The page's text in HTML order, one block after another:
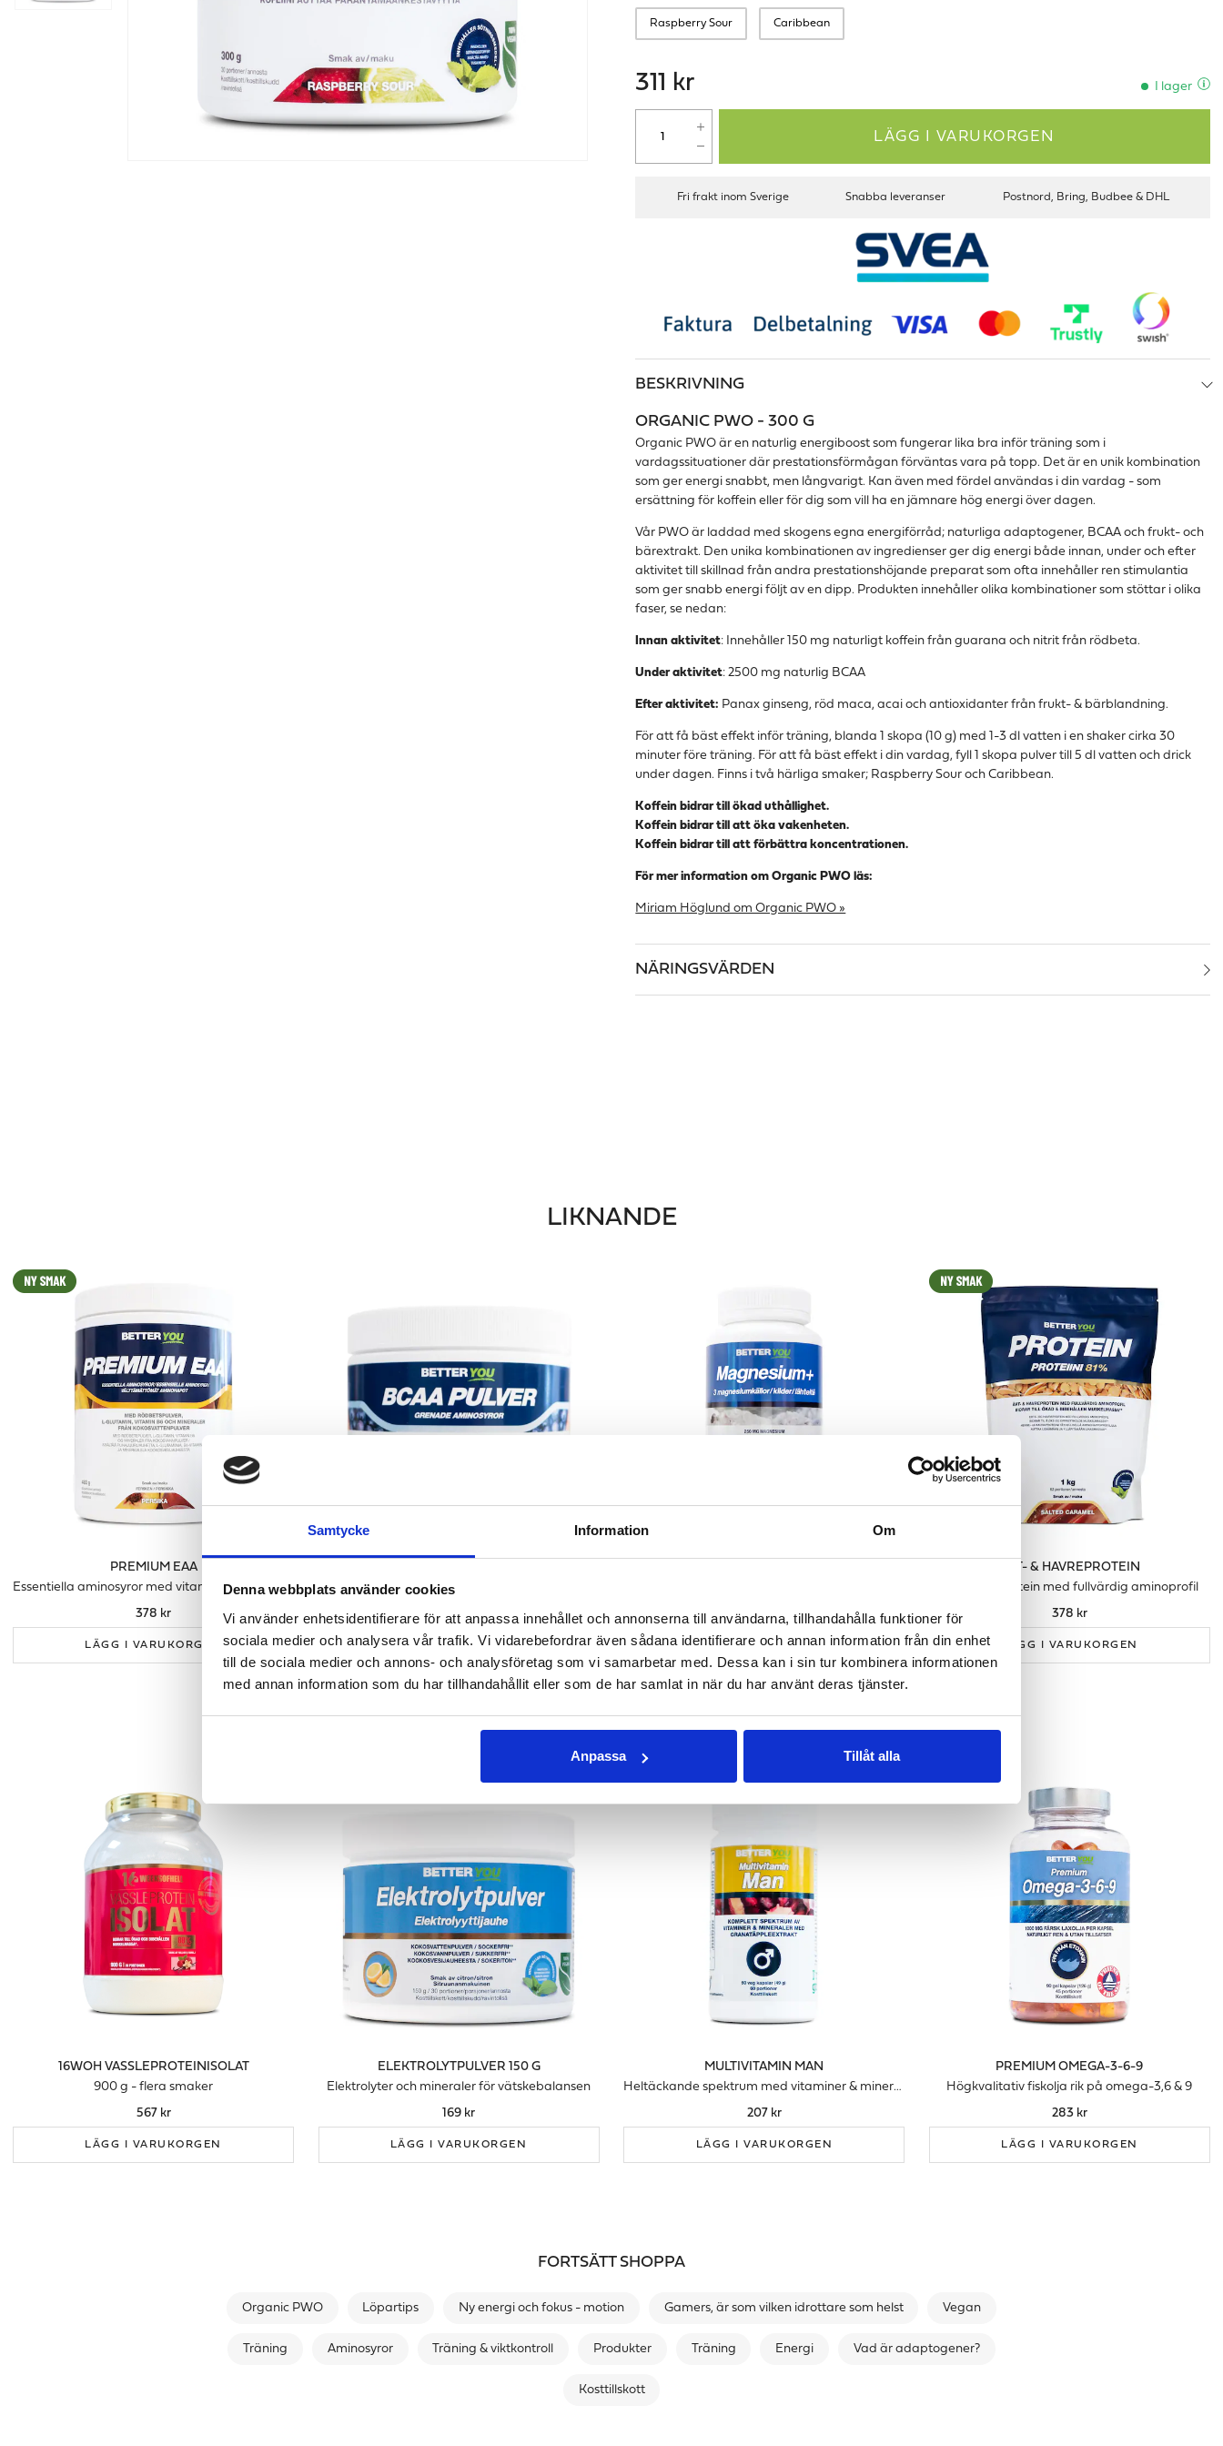
Samtycke Information Om
Denna webbplats använder cookies
Vi använder enhetsidentifierare för att anpassa innehållet och annonserna till användarna, tillhandahålla funktioner för
sociala medier och analysera vår trafik. Vi vidarebefordrar även sådana identifierare och annan information från din enhet
till de sociala medier och annons- och analysföretag som vi samarbetar med. Dessa kan i sin tur kombinera informationen
med annan information som du har tillhandahållit eller som de har samlat in när du har använt deras tjänster.
Anpassa Tillåt alla
Raspberry Sour Caribbean
311 kr I lager
LÄGG I VARUKORGEN
Fri frakt inom Sverige Snabba leveranser Postnord, Bring, Budbee & DHL
BESKRIVNING
ORGANIC PWO - 300 G
Organic PWO är en naturlig energiboost som fungerar lika bra inför träning som i
vardagssituationer där prestationsförmågan förväntas vara på topp. Det är en unik kombination
som ger energi snabbt, men långvarigt. Kan även med fördel användas i din vardag - som
ersättning för koffein eller för dig som vill ha en jämnare hög energi över dagen.
Vår PWO är laddad med skogens egna energiförråd; naturliga adaptogener, BCAA och frukt- och
bärextrakt. Den unika kombinationen av ingredienser ger dig energi både innan, under och efter
aktivitet till skillnad från andra prestationshöjande preparat som ofta innehåller ren stimulantia
som ger snabb energi följt av en dipp. Produkten innehåller olika kombinationer som stöttar i olika
faser, se nedan:
Innan aktivitet: Innehåller 150 mg naturligt koffein från guarana och nitrit från rödbeta.
Under aktivitet: 2500 mg naturlig BCAA
Efter aktivitet: Panax ginseng, röd maca, acai och antioxidanter från frukt- & bärblandning.
För att få bäst effekt inför träning, blanda 1 skopa (10 g) med 1-3 dl vatten i en shaker cirka 30
minuter före träning. För att få bäst effekt i din vardag, fyll 1 skopa pulver till 5 dl vatten och drick
under dagen. Finns i två härliga smaker; Raspberry Sour och Caribbean.
Koffein bidrar till ökad uthållighet.
Koffein bidrar till att öka vakenheten.
Koffein bidrar till att förbättra koncentrationen.
För mer information om Organic PWO läs:
Miriam Höglund om Organic PWO »
NÄRINGSVÄRDEN
LIKNANDE
PREMIUM EAA
Essentiella aminosyror med vitaminer & elektrolyter
378 kr
LÄGG I VARUKORGEN
För dig som tränar styrketräning
311 kr
LÄGG I VARUKORGEN
207 kr
LÄGG I VARUKORGEN
ÄRT- & HAVREPROTEIN
Veganskt protein med fullvärdig aminoprofil
378 kr
LÄGG I VARUKORGEN
ANDRA KÖPTE
16WOH VASSLEPROTEINISOLAT
900 g - flera smaker
567 kr
LÄGG I VARUKORGEN
ELEKTROLYTPULVER 150 G
Elektrolyter och mineraler för vätskebalansen
169 kr
LÄGG I VARUKORGEN
MULTIVITAMIN MAN
Heltäckande spektrum med vitaminer & mineraler för män
207 kr
LÄGG I VARUKORGEN
PREMIUM OMEGA-3-6-9
Högkvalitativ fiskolja rik på omega-3,6 & 9
283 kr
LÄGG I VARUKORGEN
FORTSÄTT SHOPPA
Organic PWO Löpartips Ny energi och fokus - motion Gamers, är som vilken idrottare som helst Vegan
Träning Aminosyror Träning & viktkontroll Produkter Träning Energi Vad är adaptogener?
Kosttillskott